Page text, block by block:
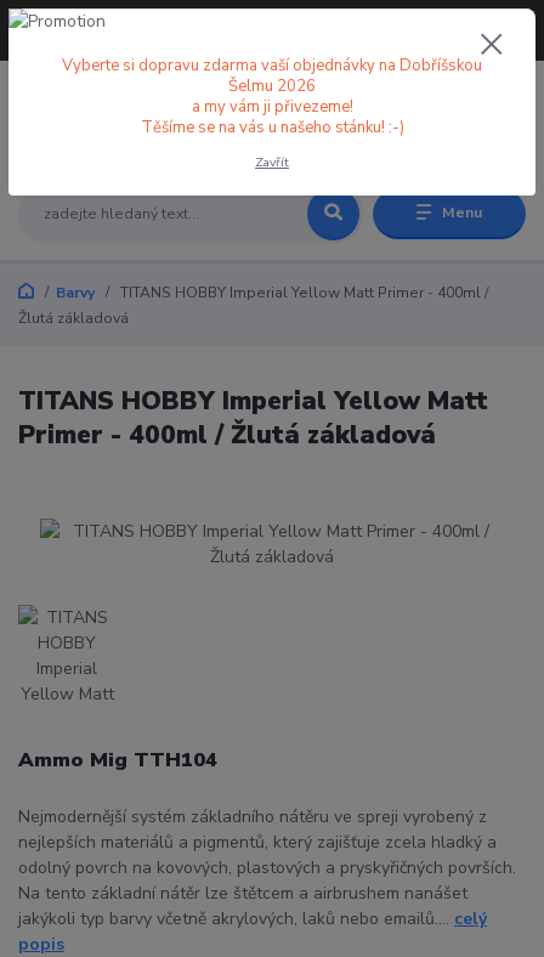
Menu
+420 773 998 582
Barvy
TITANS HOBBY Imperial Yellow Matt Primer - 400ml /
Žlutá základová
TITANS HOBBY Imperial Yellow Matt
Primer - 400ml / Žlutá základová
Ammo Mig TTH104
Nejmodernější systém základního nátěru ve spreji vyrobený z
nejlepších materiálů a pigmentů, který zajišťuje zcela hladký a
odolný povrch na kovových, plastových a pryskyřičných površích.
Na tento základní nátěr lze štětcem a airbrushem nanášet
jakýkoli typ barvy včetně akrylových, laků nebo emailů.... celý
popis
Vyberte si dopravu zdarma vaší objednávky na Dobříšskou
Šelmu 2026
a my vám ji přivezeme!
Těšíme se na vás u našeho stánku! :-)
Zavřít